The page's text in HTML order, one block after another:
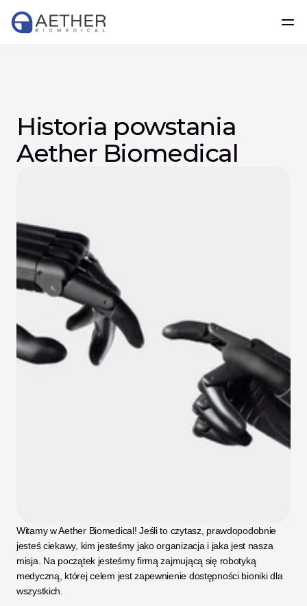
Historia powstania
Aether Biomedical
Witamy w Aether Biomedical! Jeśli to czytasz, prawdopodobnie
jesteś ciekawy, kim jesteśmy jako organizacja i jaka jest nasza
misja. Na początek jesteśmy firmą zajmującą się robotyką
medyczną, której celem jest zapewnienie dostępności bioniki dla
wszystkich.